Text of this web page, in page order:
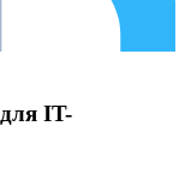
IT-